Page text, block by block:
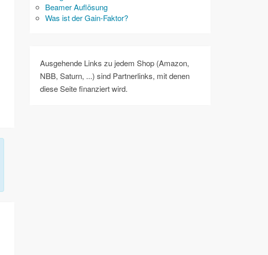
Beamer Auflösung
Was ist der Gain-Faktor?
Ausgehende Links zu jedem Shop (Amazon,
NBB, Saturn, ...) sind Partnerlinks, mit denen
diese Seite finanziert wird.